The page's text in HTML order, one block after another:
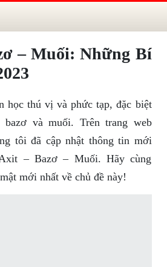
– Muối: Những Bí
học thú vị và phức tạp, đặc biệt
và muối. Trên trang web
tôi đã cập nhật thông tin mới
– Bazơ – Muối. Hãy cùng
mới nhất về chủ đề này!